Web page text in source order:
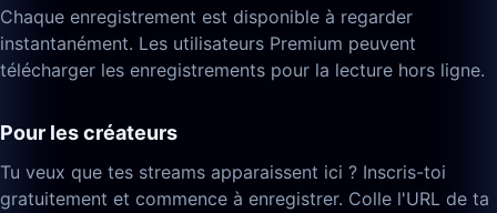
Chaque enregistrement est disponible à regarder
instantanément. Les utilisateurs Premium peuvent
télécharger les enregistrements pour la lecture hors ligne.
Pour les créateurs
Tu veux que tes streams apparaissent ici ? Inscris-toi
gratuitement et commence à enregistrer. Colle l'URL de ta